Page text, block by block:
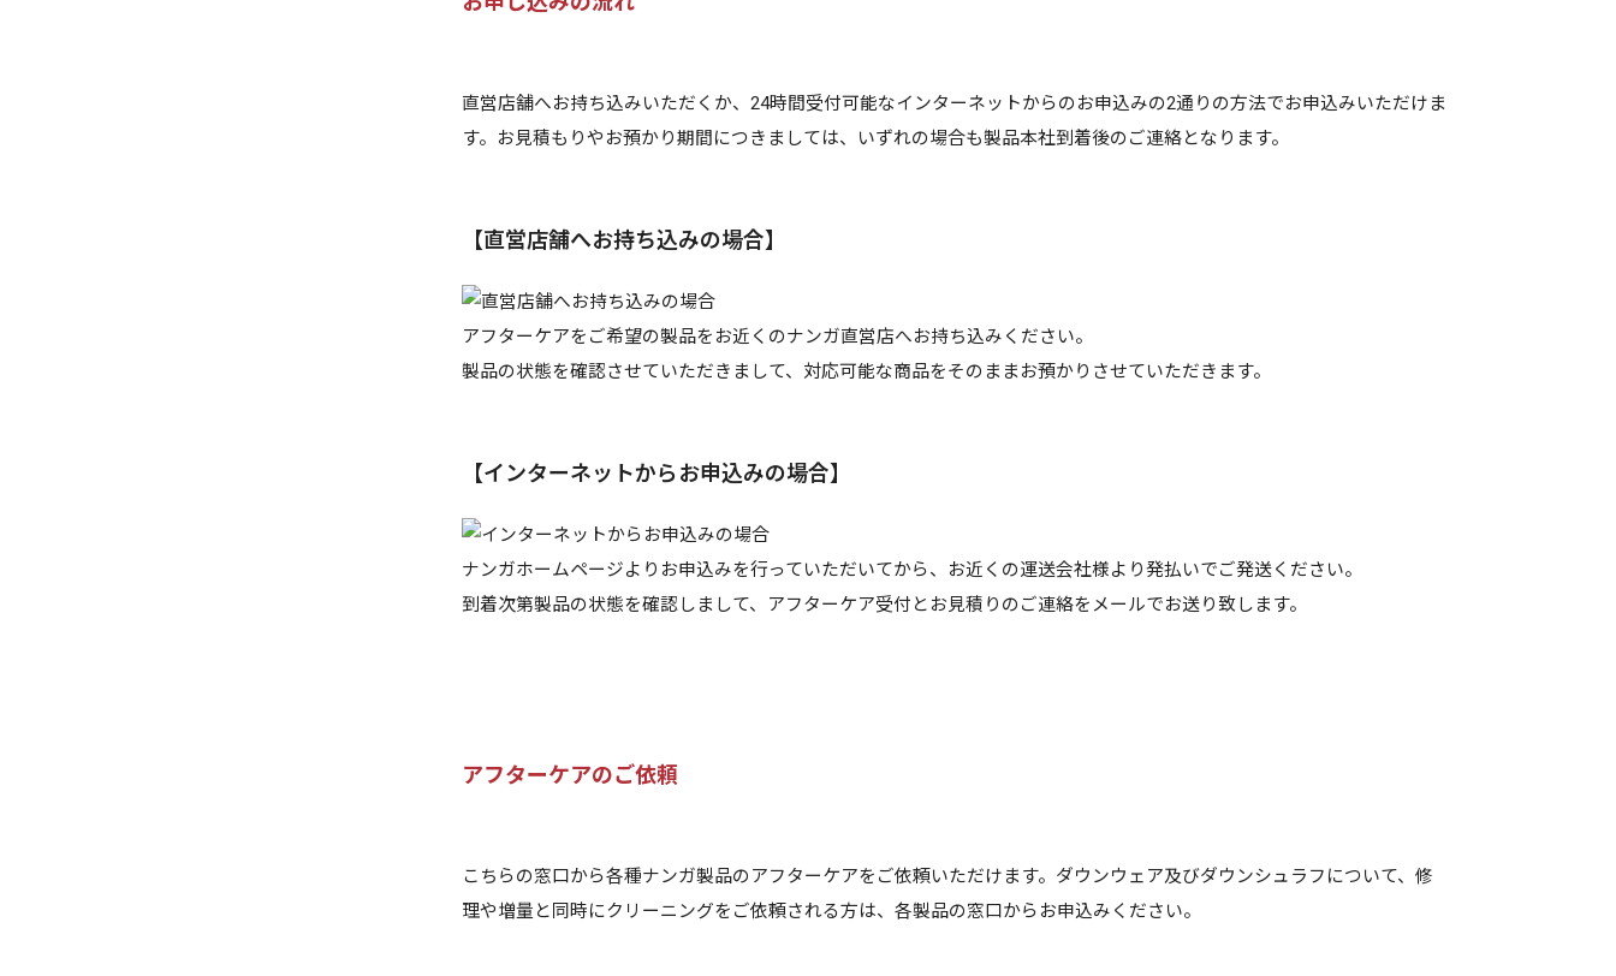
直営店舗へお持ち込みいただくか、24時間受付可能なインターネットからのお申込みの2通りの方法でお申込みいただけま
す。お見積もりやお預かり期間につきましては、いずれの場合も製品本社到着後のご連絡となります。
【直営店舗へお持ち込みの場合】
アフターケアをご希望の製品をお近くのナンガ直営店へお持ち込みください。
製品の状態を確認させていただきまして、対応可能な商品をそのままお預かりさせていただきます。
【インターネットからお申込みの場合】
ナンガホームページよりお申込みを行っていただいてから、お近くの運送会社様より発払いでご発送ください。
到着次第製品の状態を確認しまして、アフターケア受付とお見積りのご連絡をメールでお送り致します。
アフターケアのご依頼
こちらの窓口から各種ナンガ製品のアフターケアをご依頼いただけます。ダウンウェア及びダウンシュラフについて、修
理や増量と同時にクリーニングをご依頼される方は、各製品の窓口からお申込みください。